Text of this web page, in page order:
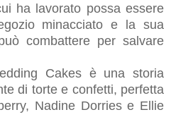
ha lavorato possa essere
minacciato e la sua
combattere per salvare
Cakes è una storia
di torte e confetti, perfetta
Nadine Dorries e Ellie